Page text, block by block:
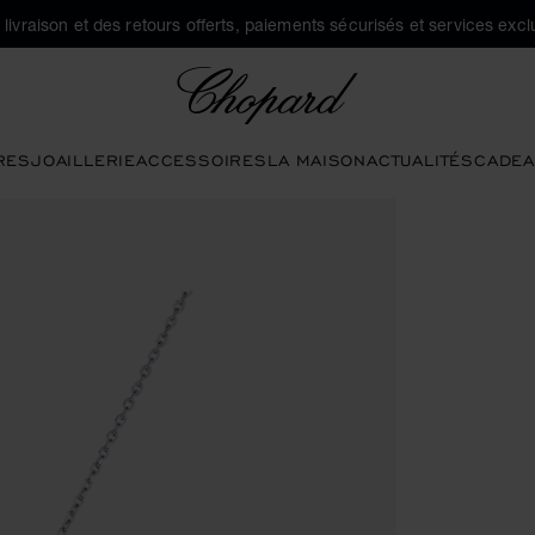
livraison et des retours offerts, paiements sécurisés et services
JOAILLERIEACCESSOIRESLA MAISONACTUALITÉS